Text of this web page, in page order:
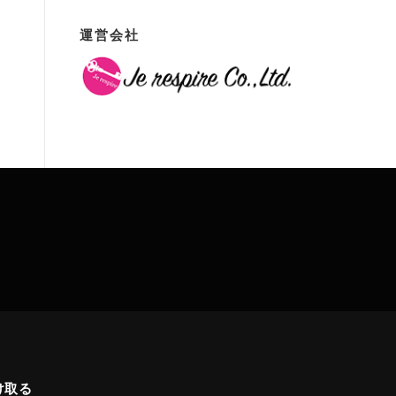
運営会社
取る